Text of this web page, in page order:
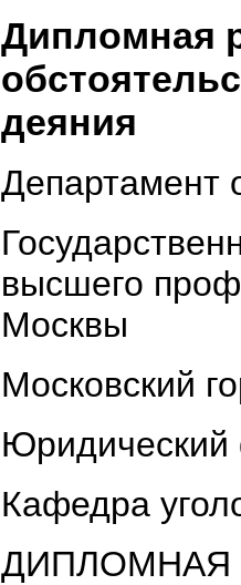
Дипломная
деяния
Департамент
высшего
Москвы
Московский
Юридический
Кафедра
ДИПЛОМНАЯ